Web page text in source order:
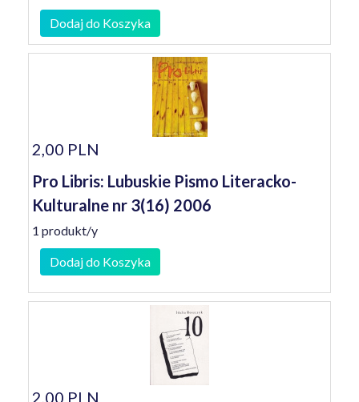
Dodaj do Koszyka
2,00 PLN
Pro Libris: Lubuskie Pismo Literacko-
Kulturalne nr 3(16) 2006
1 produkt/y
Dodaj do Koszyka
2,00 PLN